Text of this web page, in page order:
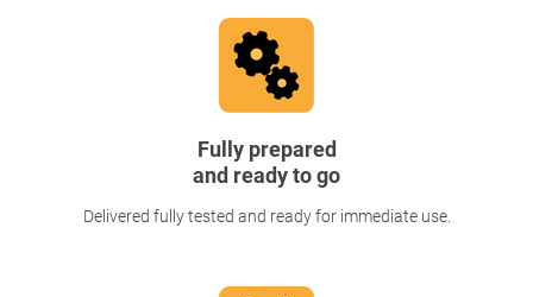
Fully prepared
and ready to go
Delivered fully tested and ready for immediate use.